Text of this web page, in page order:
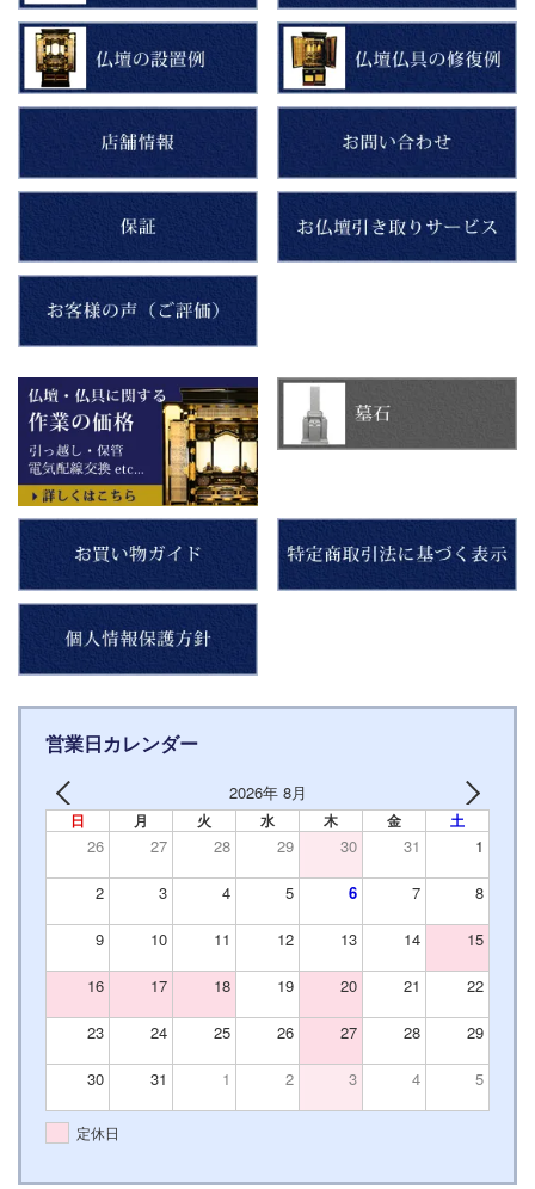
営業日カレンダー
2026年 8月
日 月 火 水 木 金 土
26 27 28 29 30 31 1
2 3 4 5 6 7 8
9 10 11 12 13 14 15
16 17 18 19 20 21 22
23 24 25 26 27 28 29
30 31 1 2 3 4 5
定休日